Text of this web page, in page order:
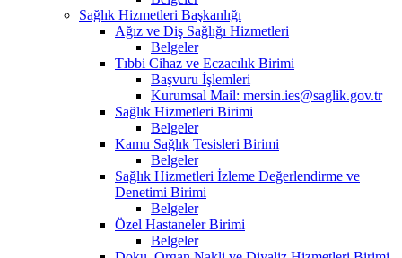
Sağlık Hizmetleri Başkanlığı
Ağız ve Diş Sağlığı Hizmetleri
Belgeler
Tıbbi Cihaz ve Eczacılık Birimi
Başvuru İşlemleri
Kurumsal Mail: mersin.ies@saglik.gov.tr
Sağlık Hizmetleri Birimi
Belgeler
Kamu Sağlık Tesisleri Birimi
Belgeler
Sağlık Hizmetleri İzleme Değerlendirme ve
Denetimi Birimi
Belgeler
Özel Hastaneler Birimi
Belgeler